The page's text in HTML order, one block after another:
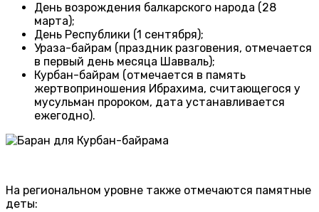
День возрождения балкарского народа (28
марта);
День Республики (1 сентября);
Ураза-байрам (праздник разговения, отмечается
в первый день месяца Шавваль);
Курбан-байрам (отмечается в память
жертвоприношения Ибрахима, считающегося у
мусульман пророком, дата устанавливается
ежегодно).
На региональном уровне также отмечаются памятные
деты: